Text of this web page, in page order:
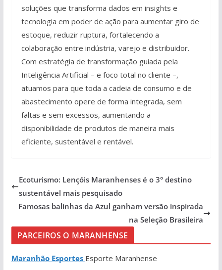
soluções que transforma dados em insights e
tecnologia em poder de ação para aumentar giro de
estoque, reduzir ruptura, fortalecendo a
colaboração entre indústria, varejo e distribuidor.
Com estratégia de transformação guiada pela
Inteligência Artificial – e foco total no cliente –,
atuamos para que toda a cadeia de consumo e de
abastecimento opere de forma integrada, sem
faltas e sem excessos, aumentando a
disponibilidade de produtos de maneira mais
eficiente, sustentável e rentável.
Ecoturismo: Lençóis Maranhenses é o 3° destino
sustentável mais pesquisado
Famosas balinhas da Azul ganham versão inspirada
na Seleção Brasileira
PARCEIROS O MARANHENSE
Maranhão Esportes Esporte Maranhense